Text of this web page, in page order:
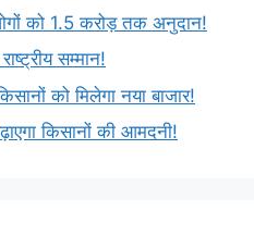
को 1.5 करोड़ तक अनुदान!
सम्मान!
को मिलेगा नया बाजार!
किसानों की आमदनी!